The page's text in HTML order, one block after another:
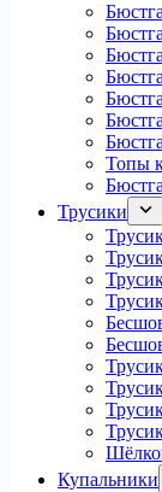
Топы
Трусики
Купальники